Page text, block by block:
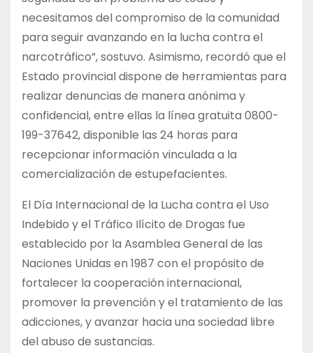
necesitamos del compromiso de la comunidad
para seguir avanzando en la lucha contra el
narcotráfico”, sostuvo. Asimismo, recordó que el
Estado provincial dispone de herramientas para
realizar denuncias de manera anónima y
confidencial, entre ellas la línea gratuita 0800-
199-37642, disponible las 24 horas para
recepcionar información vinculada a la
comercialización de estupefacientes.
El Día Internacional de la Lucha contra el Uso
Indebido y el Tráfico Ilícito de Drogas fue
establecido por la Asamblea General de las
Naciones Unidas en 1987 con el propósito de
fortalecer la cooperación internacional,
promover la prevención y el tratamiento de las
adicciones, y avanzar hacia una sociedad libre
del abuso de sustancias.